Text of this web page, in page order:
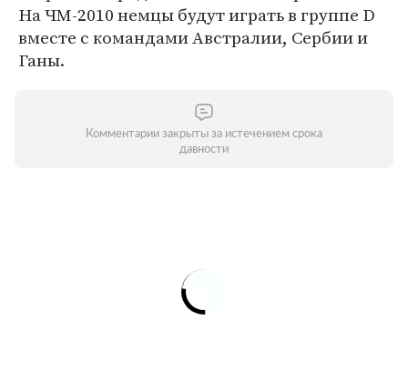
На ЧМ-2010 немцы будут играть в группе D
вместе с командами Австралии, Сербии и
Ганы.
Комментарии закрыты за истечением срока
давности